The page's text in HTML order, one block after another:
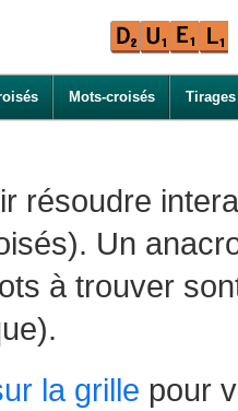
Mots-croisés Tirages
résoudre
Un
à trouver
la grille pour